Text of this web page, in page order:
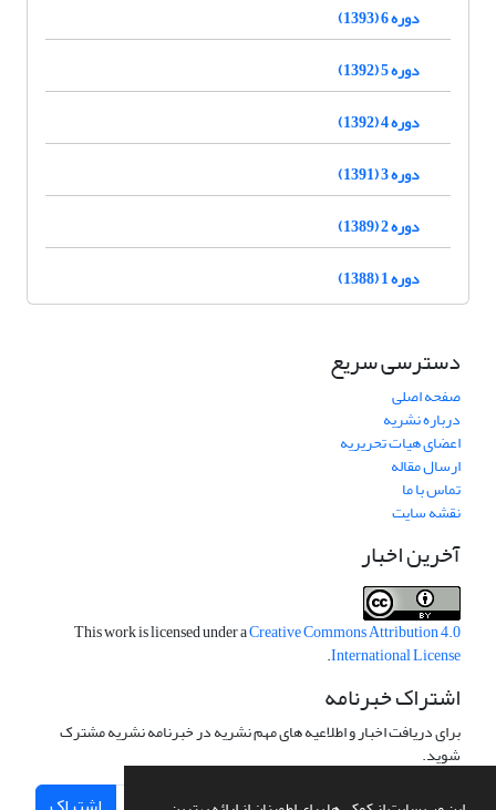
دوره 6 (1393)
دوره 5 (1392)
دوره 4 (1392)
دوره 3 (1391)
دوره 2 (1389)
دوره 1 (1388)
دسترسی سریع
صفحه اصلی
درباره نشریه
اعضای هیات تحریریه
ارسال مقاله
تماس با ما
نقشه سایت
آخرین اخبار
This work is licensed under aCreative Commons Attribution 4.0
International License
.
اشتراک خبرنامه
برای دریافت اخبار و اطلاعیه های مهم نشریه در خبرنامه نشریه مشترک
شوید.